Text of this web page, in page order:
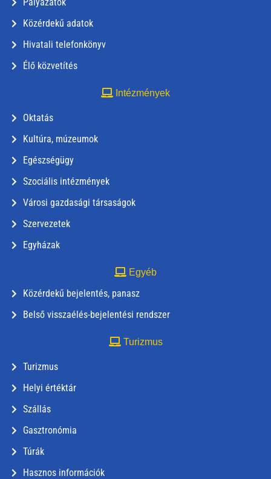
Közérdekű adatok
Hivatali telefonkönyv
Élő közvetítés
Intézmények
Oktatás
Kultúra, múzeumok
Egészségügy
Szociális intézmények
Városi gazdasági társaságok
Szervezetek
Egyházak
Egyéb
Közérdekű bejelentés, panasz
Belső visszaélés-bejelentési rendszer
Turizmus
Turizmus
Helyi értéktár
Szállás
Gasztronómia
Túrák
Hasznos információk